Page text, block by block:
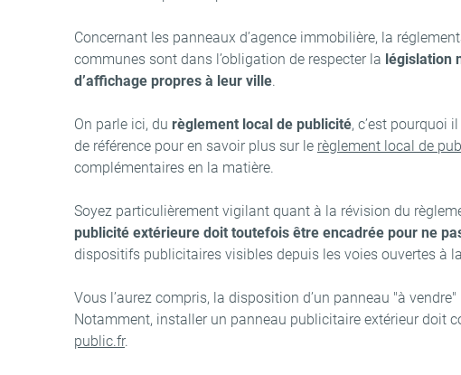
Concernant les panneaux d’agence immobilière, la
communes sont dans l’obligation de respecter la législation
d’affichage propres à leur ville.
On parle ici, du règlement local de publicité, c’est pourquoi
de référence pour en savoir plus sur le règlement local de
complémentaires en la matière.
Soyez particulièrement vigilant quant à la révision du
publicité extérieure doit toutefois être encadrée pour ne
dispositifs publicitaires visibles depuis les voies ouvertes à
Vous l’aurez compris, la disposition d’un panneau "à
Notamment, installer un panneau publicitaire extérieur doit
public.fr.